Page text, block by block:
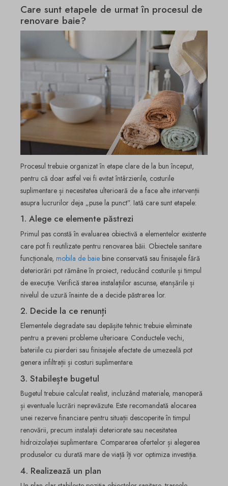
Care sunt etapele de urmat în procesul de
renovare baie?
Procesul trebuie organizat în etape clare de la bun început,
pentru că doar astfel vei fi evitat întârzierile, costurile
suplimentare și necesitatea ulterioară de a face alte intervenții
asupra lucrurilor deja „puse la punct”. Iată care sunt etapele:
1. Alege ce elemente păstrezi
Primul pas constă în evaluarea obiectivă a elementelor existente
care pot fi reutilizate pentru renovarea băii. Obiectele sanitare
funcționale, mobila de baie bine conservată sau finisajele fără
deteriorări pot rămâne în proiect, reducând costurile și timpul
de execuție. Verifică starea instalațiilor ascunse, etanșările și
nivelul de uzură înainte de a decide păstrarea lor.
2. Decide la ce renunți
Elementele degradate sau depășite tehnic trebuie eliminate
pentru a preveni probleme ulterioare. Conductele vechi,
bateriile cu pierderi sau finisajele afectate de umezeală pot
genera infiltrații și costuri suplimentare.
3. Stabilește bugetul
Bugetul trebuie calculat realist, incluzând materiale, manoperă
și eventuale lucrări neprevăzute. Este recomandată alocarea
unei rezerve financiare pentru situații descoperite în timpul
renovării, precum instalații deteriorate sau necesitatea
hidroizolației suplimentare. Compararea ofertelor și alegerea
produselor cu durată mare de viață îți vor optimiza investiția.
4. Realizează un plan